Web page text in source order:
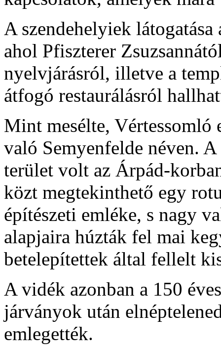
A szendehelyiek
ahol Pfiszterer
nyelvjárásról, illetve a
átfogó restaurálásról
Mint mesélte, Vértessomló
való Semyenfelde néven.
terület volt az Árpád-
közt megtekinthető egy
építészeti emléke, s nagy
alapjaira húzták fel mai
betelepítettek által fellelt
A vidék azonban a 150
járványok után
emlegették.